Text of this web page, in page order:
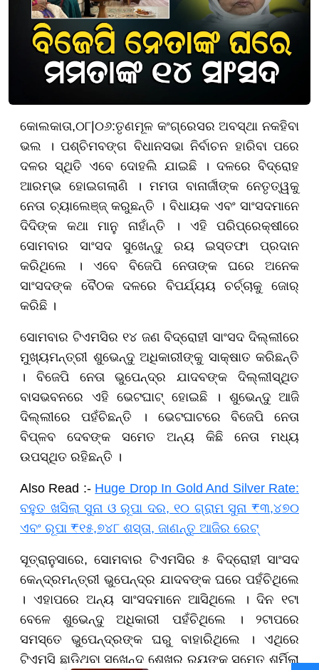
କୋଲକାତା,୦୮|୦୬:ତୃଣମୂଳ କଂଗ୍ରେସର ଅବସ୍ଥା ନକହିବା
ଭଲ । ପଶ୍ଚିମବଙ୍ଗ ବିଧାନସଭା ନିର୍ବାଚନ ହାରିବା ପରେ
ଦଳର ସ୍ଥିତି ଏବେ ଦୋହଲି ଯାଇଛି । ଦଳରେ ବିଦ୍ରୋହ
ଆରମ୍ଭ ହୋଇଗଲାଣି । ମମତା ବାନାର୍ଜୀଙ୍କ ନେତୃତ୍ୱକୁ
ନେତା ଚ୍ୟାଲେଞ୍ଜ୍ କରୁଛନ୍ତି । ବିଧାୟକ ଏବଂ ସାଂସଦମାନେ
ଦିଦିଙ୍କ କଥା ମାନୁ ନାହାଁନ୍ତି । ଏହି ପରିପ୍ରେକ୍ଷୀରେ
ସୋମବାର ସାଂସଦ ସୁଖେନ୍ଦୁ ରୟ ଇସ୍ତଫା ପ୍ରଦାନ
କରିଥିଲେ । ଏବେ ବିଜେପି ନେତାଙ୍କ ଘରେ ଅନେକ
ସାଂସଦଙ୍କ ବୈଠକ ଦଳରେ ବିପର୍ଯ୍ୟୟ ଚର୍ଚ୍ଚାକୁ ଜୋର୍
କରିଛି ।
ସୋମବାର ଟିଏମସିର ୧୪ ଜଣ ବିଦ୍ରୋହୀ ସାଂସଦ ଦିଲ୍ଲୀରେ
ମୁଖ୍ୟମନ୍ତ୍ରୀ ଶୁଭେନ୍ଦୁ ଅଧିକାରୀଙ୍କୁ ସାକ୍ଷାତ କରିଛନ୍ତି
। ବିଜେପି ନେତା ଭୁପେନ୍ଦ୍ର ଯାଦବଙ୍କ ଦିଲ୍ଲୀସ୍ଥିତ
ବାସଭବନରେ ଏହି ଭେଟଘାଟ୍ ହୋଇଛି । ଶୁଭେନ୍ଦୁ ଆଜି
ଦିଲ୍ଲୀରେ ପହଁଚିଛନ୍ତି । ଭେଟଘାଟରେ ବିଜେପି ନେତା
ବିପ୍ଳବ ଦେବଙ୍କ ସମେତ ଅନ୍ୟ କିଛି ନେତା ମଧ୍ୟ
ଉପସ୍ଥିତ ରହିଛନ୍ତି ।
Also Read :- Huge Drop In Gold And Silver Rate:
ବହୁତ ଖସିଲା ସୁନା ଓ ରୂପା ଦର, ୧୦ ଗ୍ରାମ ସୁନା ₹୩,୪୭୦
ଏବଂ ରୂପା ₹୧୫,୭୪୮ ଶସ୍ତା, ଜାଣନ୍ତୁ ଆଜିର ରେଟ୍
ସୂତ୍ରାନୁସାରେ, ସୋମବାର ଟିଏମସିର ୫ ବିଦ୍ରୋହୀ ସାଂସଦ
କେନ୍ଦ୍ରମନ୍ତ୍ରୀ ଭୁପେନ୍ଦ୍ର ଯାଦବଙ୍କ ଘରେ ପହଁଚିଥିଲେ
। ଏହାପରେ ଅନ୍ୟ ସାଂସଦମାନେ ଆସିଥିଲେ । ଦିନ ୧ଟା
ବେଳେ ଶୁଭେନ୍ଦୁ ଅଧିକାରୀ ପହଁଚିଥିଲେ । ୨ଟାପରେ
ସମସ୍ତେ ଭୁପେନ୍ଦ୍ରଙ୍କ ଘରୁ ବାହାରିଥିଲେ । ଏଥିରେ
ଟିଏମସି ଛାଡିଥିବା ସୁଖେନ୍ଦୁ ଶେଖର ରୟଙ୍କ ସମେତ ଶର୍ମିଲା